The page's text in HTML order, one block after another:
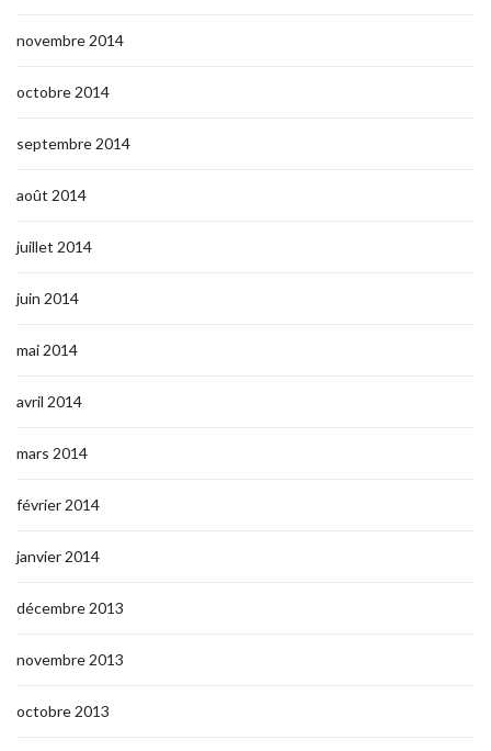
novembre 2014
octobre 2014
septembre 2014
août 2014
juillet 2014
juin 2014
mai 2014
avril 2014
mars 2014
février 2014
janvier 2014
décembre 2013
novembre 2013
octobre 2013